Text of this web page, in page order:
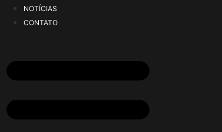
NOTÍCIAS
CONTATO